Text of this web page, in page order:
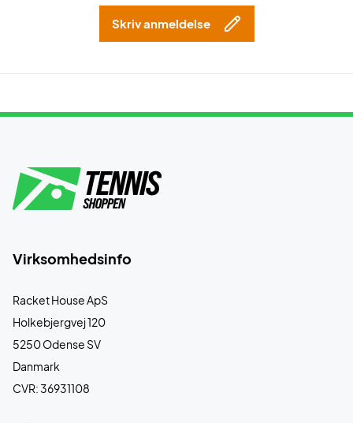
Skriv anmeldelse
Virksomhedsinfo
Racket House ApS
Holkebjergvej 120
5250 Odense SV
Danmark
CVR: 36931108